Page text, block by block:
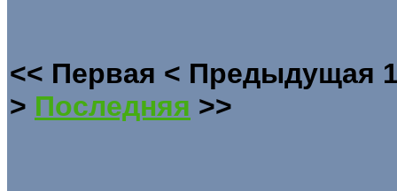
<< Первая < Предыдущая
> Последняя >>